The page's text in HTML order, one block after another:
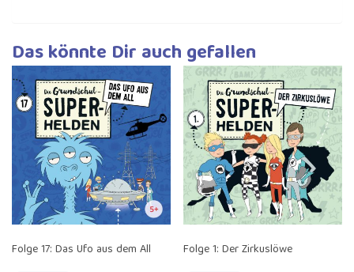
Das könnte Dir auch gefallen
Folge 17: Das Ufo aus dem All Folge 1: Der Zirkuslöwe